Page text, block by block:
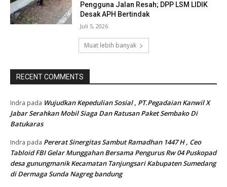
Pengguna Jalan Resah; DPP LSM LIDIK
Desak APH Bertindak
Juli 5, 2026
Muat lebih banyak
RECENT COMMENTS
Indra pada Wujudkan Kepedulian Sosial , PT.Pegadaian Kanwil X
Jabar Serahkan Mobil Siaga Dan Ratusan Paket Sembako Di
Batukaras
Indra pada Pererat Sinergitas Sambut Ramadhan 1447 H , Ceo
Tabloid FBI Gelar Munggahan Bersama Pengurus Rw 04 Puskopad
desa gunungmanik Kecamatan Tanjungsari Kabupaten Sumedang
di Dermaga Sunda Nagreg bandung